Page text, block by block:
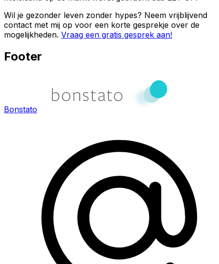
Wil je gezonder leven zonder hypes? Neem vrijblijvend
contact met mij op voor een korte gesprekje over de
mogelijkheden. Vraag een gratis gesprek aan!
Footer
Bonstato